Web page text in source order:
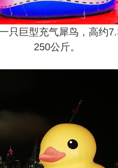
只巨型充气犀鸟，高约
250公斤。